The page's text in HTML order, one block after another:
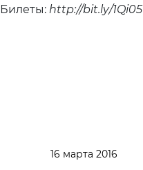
Билеты: http://bit.ly/
16 марта 2016